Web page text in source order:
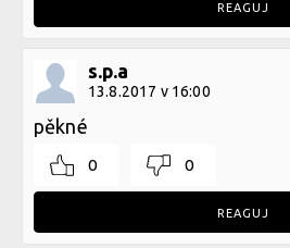
REAGUJ
s.p.a
13.8.2017 v 16:00
pěkné
0 0
REAGUJ